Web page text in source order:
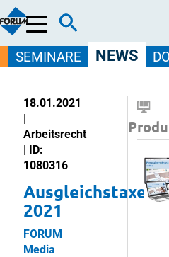
Menü
SEMINARE NEWS
18.01.2021
|
Arbeitsrecht
| ID:
1080316
Ausgleichstaxe
2021
FORUM
Media